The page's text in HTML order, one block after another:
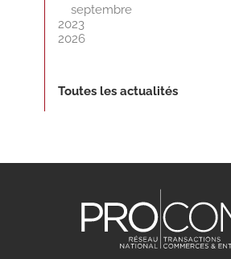
septembre
2023
2026
Toutes les actualités